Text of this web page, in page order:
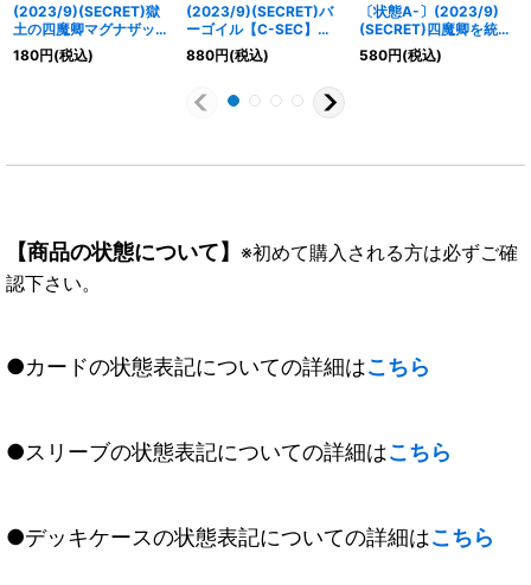
(2023/9)(SECRET)獄
土の四魔卿マグナザッパ
ー【X-SEC】{SD65-
X02}《紫》
180円(税込)
(2023/9)(SECRET)バ
ーゴイル【C-SEC】
{SD65-RV001}《多》
880円(税込)
〔状態A-〕(2023/9)
(SECRET)四魔卿を統べ
る者ロード・ジャバド
【M-SEC】{SD65-
580円(税込)
【商品の状態について】 ※初めて購入される方は必ずご確
認下さい。
●カードの状態表記についての詳細はこちら
●スリーブの状態表記についての詳細はこちら
●デッキケースの状態表記についての詳細はこちら